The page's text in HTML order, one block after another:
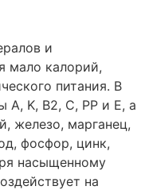
и
мало калорий,
питания. В
A, K, В2, С, PP и Е, а
железо, марганец,
фосфор, цинк,
насыщенному
на